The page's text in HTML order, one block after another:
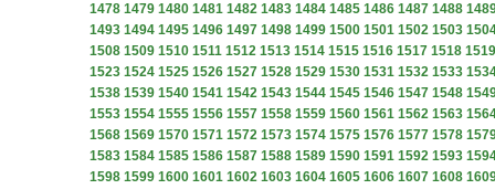
1478 1479 1480 1481 1482 1483 1484 1485 1486 1487 1488
1493 1494 1495 1496 1497 1498 1499 1500 1501 1502 1503
1508 1509 1510 1511 1512 1513 1514 1515 1516 1517 1518 1519
1523 1524 1525 1526 1527 1528 1529 1530 1531 1532 1533
1538 1539 1540 1541 1542 1543 1544 1545 1546 1547 1548
1553 1554 1555 1556 1557 1558 1559 1560 1561 1562 1563
1568 1569 1570 1571 1572 1573 1574 1575 1576 1577 1578
1583 1584 1585 1586 1587 1588 1589 1590 1591 1592 1593
1598 1599 1600 1601 1602 1603 1604 1605 1606 1607 1608